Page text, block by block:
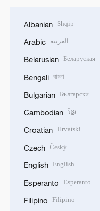
Albanian Shqip
Arabic العربية
Belarusian Беларуская
Bengali বাংলা
Bulgarian Български
Cambodian ខ្មែរ
Croatian Hrvatski
Czech Český
English English
Esperanto Esperanto
Filipino Filipino